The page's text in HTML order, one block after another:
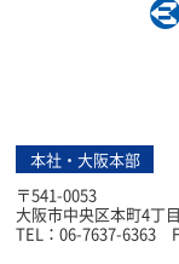
本社・大阪本部
〒541-0053
大阪市中央区本町4丁
TEL：06-7637-6363